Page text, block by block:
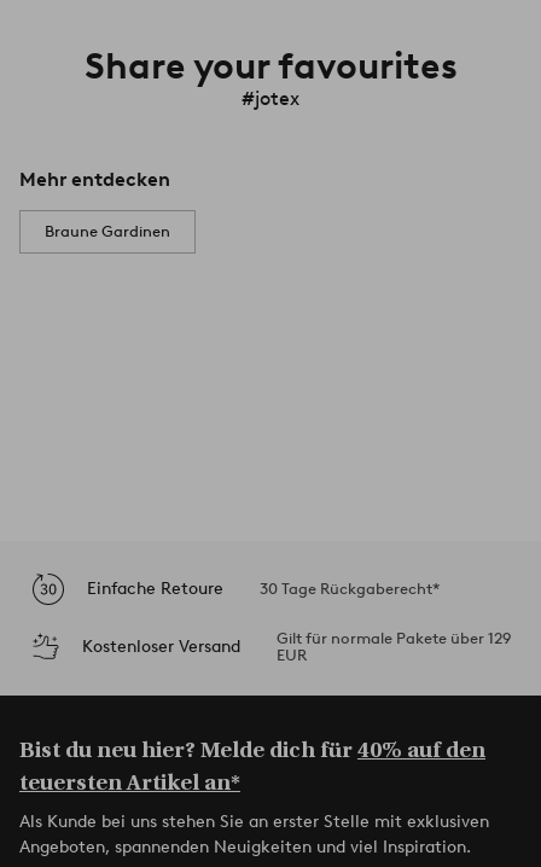
Share your favourites
#jotex
Mehr entdecken
Braune Gardinen
Einfache Retoure 30 Tage Rückgaberecht*
Kostenloser Versand
Gilt für normale Pakete über 129
EUR
Bist du neu hier? Melde dich für40% auf den
teuersten Artikel an*
Als Kunde bei uns stehen Sie an erster Stelle mit exklusiven
Angeboten, spannenden Neuigkeiten und viel Inspiration.